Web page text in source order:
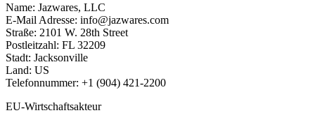
Name: Jazwares, LLC
E-Mail Adresse: info@jazwares.com
Straße: 2101 W. 28th Street
Postleitzahl: FL 32209
Stadt: Jacksonville
Land: US
Telefonnummer: +1 (904) 421-2200
EU-Wirtschaftsakteur